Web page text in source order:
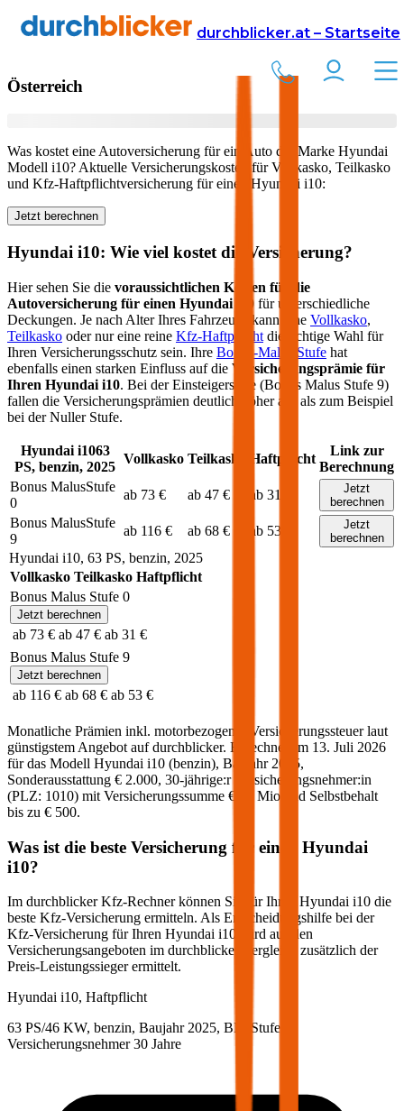
durchblicker.at – Startseite
Versicherung Autoversicherung Hyundai
Hyundai i10
Österreich
Was kostet eine Autoversicherung für ein Auto der Marke Hyundai
Modell i10? Aktuelle Versicherungskosten für Vollkasko, Teilkasko
und Kfz-Haftpflichtversicherung für einen Hyundai i10:
Jetzt berechnen
Hyundai i10: Wie viel kostet die Versicherung?
Hier sehen Sie die voraussichtlichen Kosten für die
Autoversicherung für einen Hyundai i10 für unterschiedliche
Deckungen. Je nach Alter Ihres Fahrzeugs kann eine Vollkasko,
Teilkasko oder nur eine reine Kfz-Haftpflicht die richtige Wahl für
Ihren Versicherungsschutz sein. Ihre Bonus-Malus Stufe hat
ebenfalls einen starken Einfluss auf die Versicherungsprämie für
Ihren Hyundai i10. Bei der Einsteigerstufe (Bonus Malus Stufe 9)
fallen die Versicherungsprämien deutlich höher aus als zum Beispiel
bei der Nuller Stufe.
Hyundai i1063
PS, benzin, 2025
Vollkasko Teilkasko Haftpflicht
Link zur
Berechnung
Bonus MalusStufe
0
ab 73 € ab 47 € ab 31 €
Jetzt
berechnen
Bonus MalusStufe
9
ab 116 € ab 68 € ab 53 €
Jetzt
berechnen
Hyundai i10, 63 PS, benzin, 2025
Vollkasko Teilkasko Haftpflicht
Bonus Malus Stufe 0
Jetzt berechnen
ab 73 € ab 47 € ab 31 €
Bonus Malus Stufe 9
Jetzt berechnen
ab 116 € ab 68 € ab 53 €
Monatliche Prämien inkl. motorbezogener Versicherungssteuer laut
günstigstem Angebot auf durchblicker. Berechnet am 13. Juli 2026
für das Modell Hyundai i10 (benzin), Baujahr 2025,
Sonderausstattung € 2.000, 30-jährige:rVersicherungsnehmer:in
(PLZ: 1010) mit Versicherungssumme € 20 Mio und Selbstbehalt
bis zu € 500.
Was ist die beste Versicherung für einen Hyundai
i10?
Im durchblicker Kfz-Rechner können Sie für Ihren Hyundai i10 die
beste Kfz-Versicherung ermitteln. Als Entscheidungshilfe bei der
Kfz-Versicherung für Ihren Hyundai i10
wird aus den
Versicherungsangeboten im durchblicker Vergleich zusätzlich der
Preis-Leistungssieger ermittelt.
Hyundai i10, Haftpflicht
63 PS/46 KW, benzin, Baujahr 2025, BM-Stufe
Versicherungsnehmer 30 Jahre